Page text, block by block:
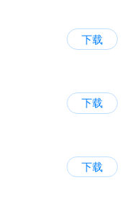
下载
下载
下载